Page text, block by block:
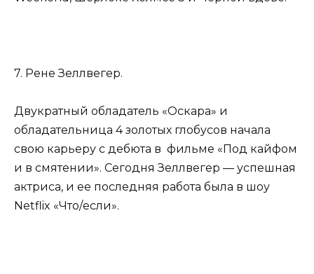
7. Рене Зеллвегер.
Двукратный обладатель «Оскара» и
обладательница 4 золотых глобусов начала
свою карьеру с дебюта в фильме «Под кайфом
и в смятении». Сегодня Зеллвегер — успешная
актриса, и ее последняя работа была в шоу
Netflix «Что/если».